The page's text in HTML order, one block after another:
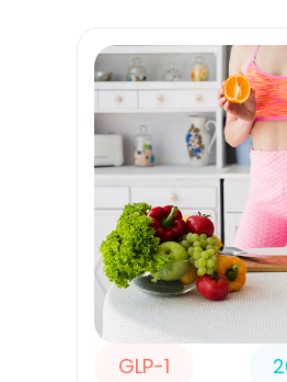
GLP-1